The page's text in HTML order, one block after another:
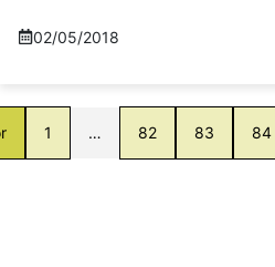
02/05/2018
1 … 82 83 84